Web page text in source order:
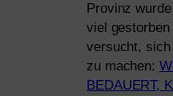
Provinz
viel
ver­sucht,
zu machen:
BEDAUERT,